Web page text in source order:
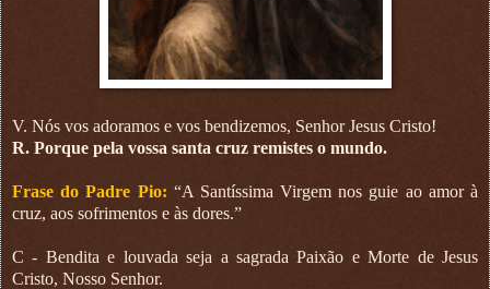
V. Nós vos adoramos e vos bendizemos, Senhor Jesus Cristo!
R. Porque pela vossa santa cruz remistes o mundo.
Frase do Padre Pio: “A Santíssima Virgem nos guie ao amor à
cruz, aos sofrimentos e às dores.”
C - Bendita e louvada seja a sagrada Paixão e Morte de Jesus
Cristo, Nosso Senhor.